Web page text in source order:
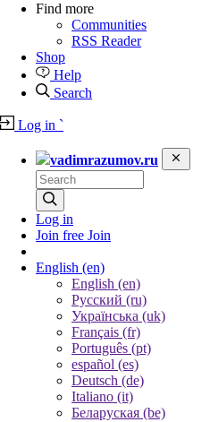
Find more
Communities
RSS Reader
Shop
Help
Search
Log in `
vadimrazumov.ru
Log in
Join free Join
English (en)
English (en)
Русский (ru)
Українська (uk)
Français (fr)
Português (pt)
español (es)
Deutsch (de)
Italiano (it)
Беларуская (be)